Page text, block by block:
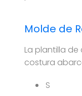
Molde de
La plantilla
costura
S